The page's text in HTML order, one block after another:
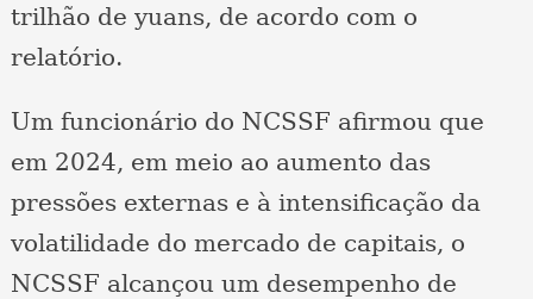
trilhão de yuans, de acordo com o
relatório.
Um funcionário do NCSSF afirmou que
em 2024, em meio ao aumento das
pressões externas e à intensificação da
volatilidade do mercado de capitais, o
NCSSF alcançou um desempenho de